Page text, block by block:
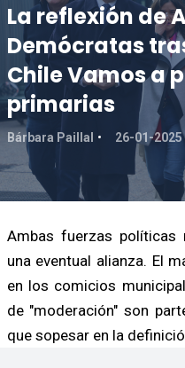
La reflexión de
Demócratas
Chile Vamos a
primarias
Bárbara Paillal 26-01-2025
Ambas fuerzas políticas
una eventual alianza. El
en los comicios
de "moderación" son
que sopesar en la